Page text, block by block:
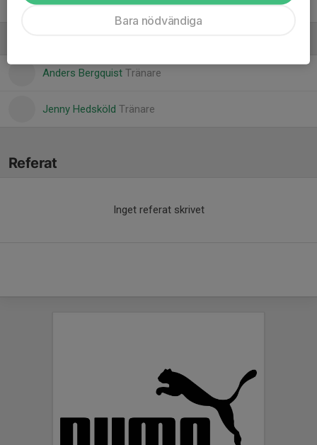
Vincent Lindén
Anders Bergquist Tränare
Jenny Hedsköld Tränare
Referat
Inget referat skrivet
Bara nödvändiga